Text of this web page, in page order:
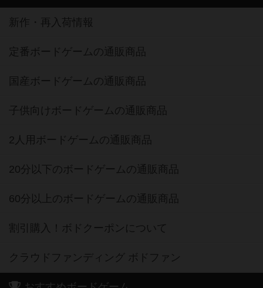
新作・再入荷情報
定番ボードゲームの通販商品
国産ボードゲームの通販商品
子供向けボードゲームの通販商品
2人用ボードゲームの通販商品
20分以下のボードゲームの通販商品
60分以上のボードゲームの通販商品
割引購入！ボドクーポンについて
クラウドファンディング ボドファン